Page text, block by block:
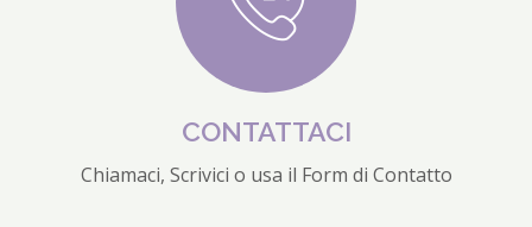
CONTATTACI
Chiamaci, Scrivici o usa il Form di Contatto